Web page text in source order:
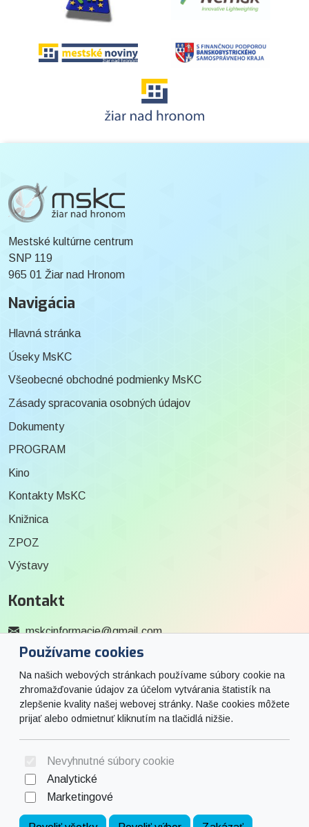
Používame cookies
Na našich webových stránkach používame súbory cookie na
zhromažďovanie údajov za účelom vytvárania štatistík na
zlepšenie kvality našej webovej stránky. Naše cookies môžete
prijať alebo odmietnuť kliknutím na tlačidlá nižšie.
Nevyhnutné súbory cookie
Analytické
Marketingové
Mestské kultúrne centrum
SNP 119
965 01 Žiar nad Hronom
Navigácia
Hlavná stránka
Úseky MsKC
Všeobecné obchodné podmienky MsKC
Zásady spracovania osobných údajov
Dokumenty
PROGRAM
Kino
Kontakty MsKC
Knižnica
ZPOZ
Výstavy
Kontakt
mskcinformacie@gmail.com
0915 727 244
Social
Facebook